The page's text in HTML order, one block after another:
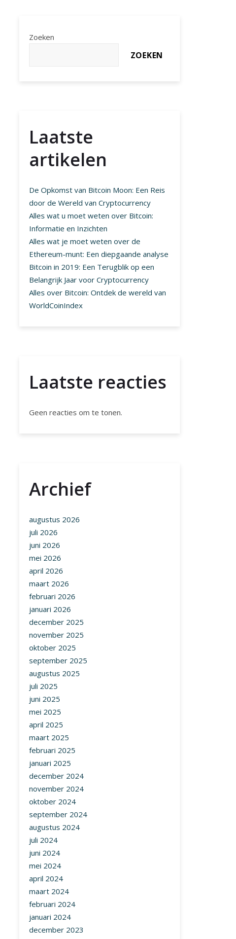
Zoeken
ZOEKEN
Laatste
artikelen
De Opkomst van Bitcoin Moon: Een Reis
door de Wereld van Cryptocurrency
Alles wat u moet weten over Bitcoin:
Informatie en Inzichten
Alles wat je moet weten over de
Ethereum-munt: Een diepgaande analyse
Bitcoin in 2019: Een Terugblik op een
Belangrijk Jaar voor Cryptocurrency
Alles over Bitcoin: Ontdek de wereld van
WorldCoinIndex
Laatste reacties
Geen reacties om te tonen.
Archief
augustus 2026
juli 2026
juni 2026
mei 2026
april 2026
maart 2026
februari 2026
januari 2026
december 2025
november 2025
oktober 2025
september 2025
augustus 2025
juli 2025
juni 2025
mei 2025
april 2025
maart 2025
februari 2025
januari 2025
december 2024
november 2024
oktober 2024
september 2024
augustus 2024
juli 2024
juni 2024
mei 2024
april 2024
maart 2024
februari 2024
januari 2024
december 2023